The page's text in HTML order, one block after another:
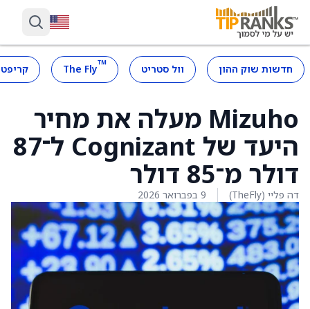
חדשות שוק ההון וול סטריט ™
The Fly
Mizuho מעלה את מחיר
היעד של Cognizant ל־87
דולר מ־85 דולר
דה פליי (TheFly) 9 בפברואר 2026